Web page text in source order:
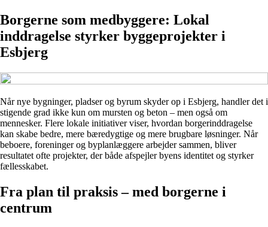
Borgerne som medbyggere: Lokal
inddragelse styrker byggeprojekter i
Esbjerg
Når nye bygninger, pladser og byrum skyder op i Esbjerg, handler det i
stigende grad ikke kun om mursten og beton – men også om
mennesker. Flere lokale initiativer viser, hvordan borgerinddragelse
kan skabe bedre, mere bæredygtige og mere brugbare løsninger. Når
beboere, foreninger og byplanlæggere arbejder sammen, bliver
resultatet ofte projekter, der både afspejler byens identitet og styrker
fællesskabet.
Fra plan til praksis – med borgerne i
centrum